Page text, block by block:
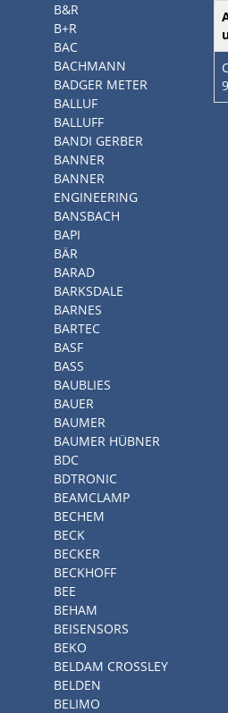
B&R
B+R
BAC
BACHMANN
BADGER METER
BALLUF
BALLUFF
BANDI GERBER
BANNER
BANNER
ENGINEERING
BANSBACH
BAPI
BÄR
BARAD
BARKSDALE
BARNES
BARTEC
BASF
BASS
BAUBLIES
BAUER
BAUMER
BAUMER HÜBNER
BDC
BDTRONIC
BEAMCLAMP
BECHEM
BECK
BECKER
BECKHOFF
BEE
BEHAM
BEISENSORS
BEKO
BELDAM CROSSLEY
BELDEN
BELIMO